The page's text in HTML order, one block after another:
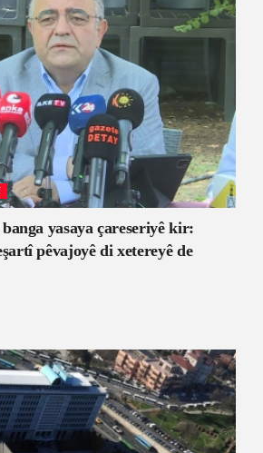
yasaya çareseriyê kir:
pêvajoyê di xetereyê de